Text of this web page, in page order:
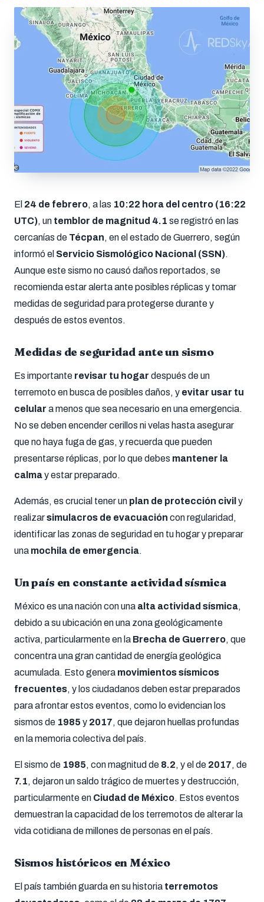
El 24 de febrero, a las 10:22 hora del centro (16:22
UTC), un temblor de magnitud 4.1 se registró en las
cercanías de Técpan, en el estado de Guerrero, según
informó el Servicio Sismológico Nacional (SSN).
Aunque este sismo no causó daños reportados, se
recomienda estar alerta ante posibles réplicas y tomar
medidas de seguridad para protegerse durante y
después de estos eventos.
Medidas de seguridad ante un sismo
Es importante revisar tu hogar después de un
terremoto en busca de posibles daños, y evitar usar tu
celular a menos que sea necesario en una emergencia.
No se deben encender cerillos ni velas hasta asegurar
que no haya fuga de gas, y recuerda que pueden
presentarse réplicas, por lo que debes mantener la
calmay estar preparado.
Además, es crucial tener un plan de protección civil y
realizarsimulacros de evacuación con regularidad,
identificar las zonas de seguridad en tu hogar y preparar
una mochila de emergencia.
Un país en constante actividad sísmica
México es una nación con una alta actividad sísmica,
debido a su ubicación en una zona geológicamente
activa, particularmente en la Brecha de Guerrero, que
concentra una gran cantidad de energía geológica
acumulada. Esto genera movimientos sísmicos
frecuentes, y los ciudadanos deben estar preparados
para afrontar estos eventos, como lo evidencian los
sismos de 1985 y 2017, que dejaron huellas profundas
en la memoria colectiva del país.
El sismo de 1985, con magnitud de 8.2, y el de 2017, de
7.1, dejaron un saldo trágico de muertes y destrucción,
particularmente en Ciudad de México. Estos eventos
demuestran la capacidad de los terremotos de alterar la
vida cotidiana de millones de personas en el país.
Sismos históricos en México
El país también guarda en su historia terremotos